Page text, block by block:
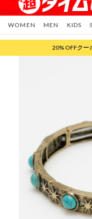
WOMEN MEN KIDS
20%OFFクー